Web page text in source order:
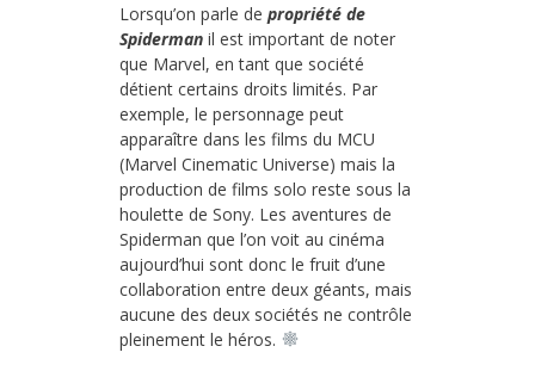
Lorsqu’on parle de propriété de
Spiderman il est important de noter
que Marvel, en tant que société
détient certains droits limités. Par
exemple, le personnage peut
apparaître dans les films du MCU
(Marvel Cinematic Universe) mais la
production de films solo reste sous la
houlette de Sony. Les aventures de
Spiderman que l’on voit au cinéma
aujourd’hui sont donc le fruit d’une
collaboration entre deux géants, mais
aucune des deux sociétés ne contrôle
pleinement le héros.